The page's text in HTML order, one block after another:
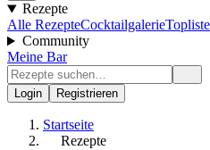
Rezepte
Alle RezepteCocktailgalerie
Community
Meine Bar
Login Registrieren
Startseite
Rezepte